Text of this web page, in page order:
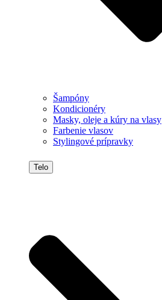
Šampóny
Kondicionéry
Masky, oleje a kúry na vlasy
Farbenie vlasov
Stylingové prípravky
Telo